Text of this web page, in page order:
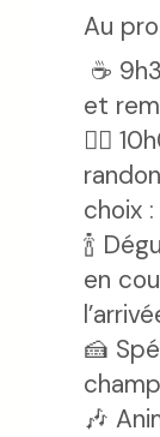
Au
☕
et
🚶‍♂️
choix
🍾
en
🍰
🎶